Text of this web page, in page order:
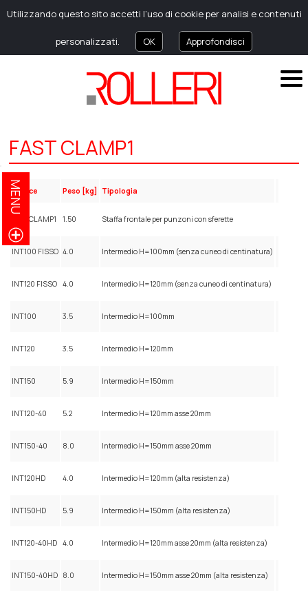
Utilizzando questo sito accetti l’uso di cookie per analisi e contenuti
personalizzati. OK Approfondisci
FAST CLAMP1
Codice Peso [kg] Tipologia
ROL1 CLAMP1 1.50 Staffa frontale per punzoni con sferette
INT100 FISSO 4.0 Intermedio H=100mm (senza cuneo di centinatura)
INT120 FISSO 4.0 Intermedio H=120mm (senza cuneo di centinatura)
INT100 3.5 Intermedio H=100mm
INT120 3.5 Intermedio H=120mm
INT150 5.9 Intermedio H=150mm
INT120-40 5.2 Intermedio H=120mm asse 20mm
INT150-40 8.0 Intermedio H=150mm asse 20mm
INT120HD 4.0 Intermedio H=120mm (alta resistenza)
INT150HD 5.9 Intermedio H=150mm (alta resistenza)
INT120-40HD 4.0 Intermedio H=120mm asse 20mm (alta resistenza)
INT150-40HD 8.0 Intermedio H=150mm asse 20mm (alta resistenza)
MENU